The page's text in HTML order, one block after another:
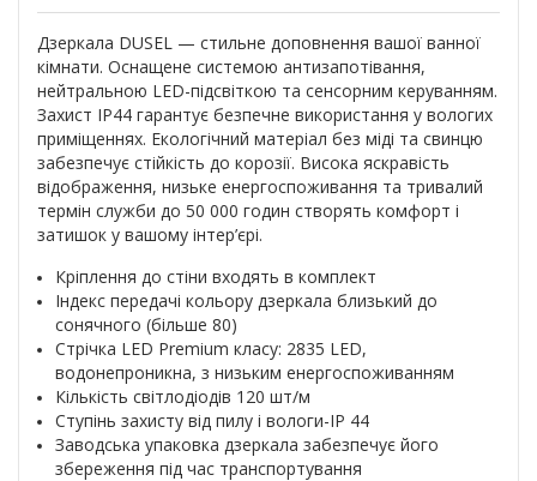
Дзеркала DUSEL — стильне доповнення вашої ванної
кімнати. Оснащене системою антизапотівання,
нейтральною LED-підсвіткою та сенсорним керуванням.
Захист IP44 гарантує безпечне використання у вологих
приміщеннях. Екологічний матеріал без міді та свинцю
забезпечує стійкість до корозії. Висока яскравість
відображення, низьке енергоспоживання та тривалий
термін служби до 50 000 годин створять комфорт і
затишок у вашому інтер’єрі.
Кріплення до стіни входять в комплект
Індекс передачі кольору дзеркала близький до
сонячного (більше 80)
Стрічка LED Premium класу: 2835 LED,
водонепроникна, з низьким енергоспоживанням
Кількість світлодіодів 120 шт/м
Ступінь захисту від пилу і вологи-IP 44
Заводська упаковка дзеркала забезпечує його
збереження під час транспортування